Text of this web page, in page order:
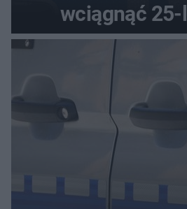
wciągnąć